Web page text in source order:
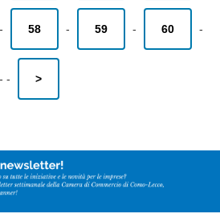
- 58 - 59 - 60 -
- - >